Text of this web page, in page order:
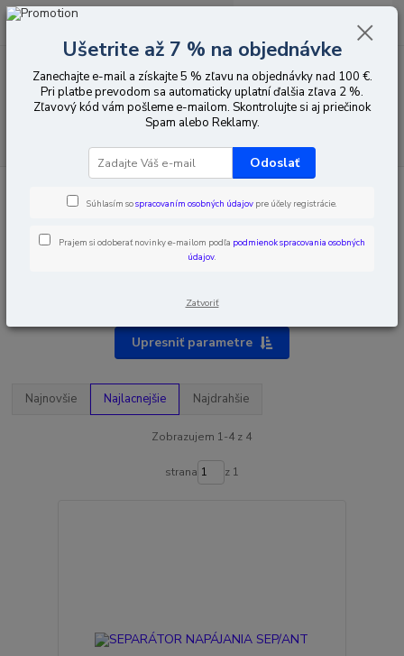
Menu
0,00 EUR
Napájanie
Upresniť parametre
Najnovšie Najlacnejšie Najdrahšie
Zobrazujem 1-4 z 4
strana z 1
Ušetrite až 7 % na objednávke
Zanechajte e-mail a získajte 5 % zľavu na objednávky nad 100 €.
Pri platbe prevodom sa automaticky uplatní ďalšia zľava 2 %.
Zľavový kód vám pošleme e-mailom. Skontrolujte si aj priečinok
Spam alebo Reklamy.
Odoslať
Súhlasím sospracovaním osobných údajov pre účely registrácie.
Prajem si odoberať novinky e-mailom podľa podmienok spracovania osobných
údajov.
Zatvoriť